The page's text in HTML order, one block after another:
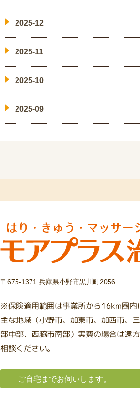
2025-12
2025-11
2025-10
2025-09
〒675-1371 兵庫県小野市黒川町2056
※保険適用範囲は事業所から16km圏内
主な地域（小野市、加東市、加西市、
部中部、西脇市南部）実費の場合は遠
相談ください。
ご自宅までお伺いします。